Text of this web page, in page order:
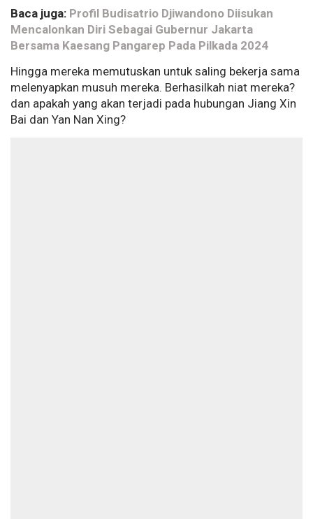
Baca juga: Profil Budisatrio Djiwandono Diisukan
Mencalonkan Diri Sebagai Gubernur Jakarta
Bersama Kaesang Pangarep Pada Pilkada 2024
Hingga mereka memutuskan untuk saling bekerja sama
melenyapkan musuh mereka. Berhasilkah niat mereka?
dan apakah yang akan terjadi pada hubungan Jiang Xin
Bai dan Yan Nan Xing?